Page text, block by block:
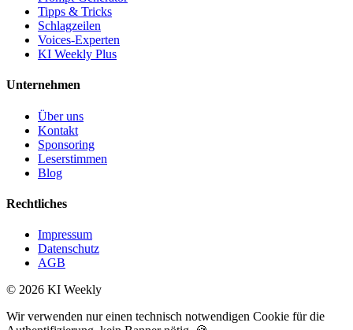
Tipps & Tricks
Schlagzeilen
Voices-Experten
KI Weekly Plus
Unternehmen
Über uns
Kontakt
Sponsoring
Leserstimmen
Blog
Rechtliches
Impressum
Datenschutz
AGB
© 2026 KI Weekly
Wir verwenden nur einen technisch notwendigen Cookie für die